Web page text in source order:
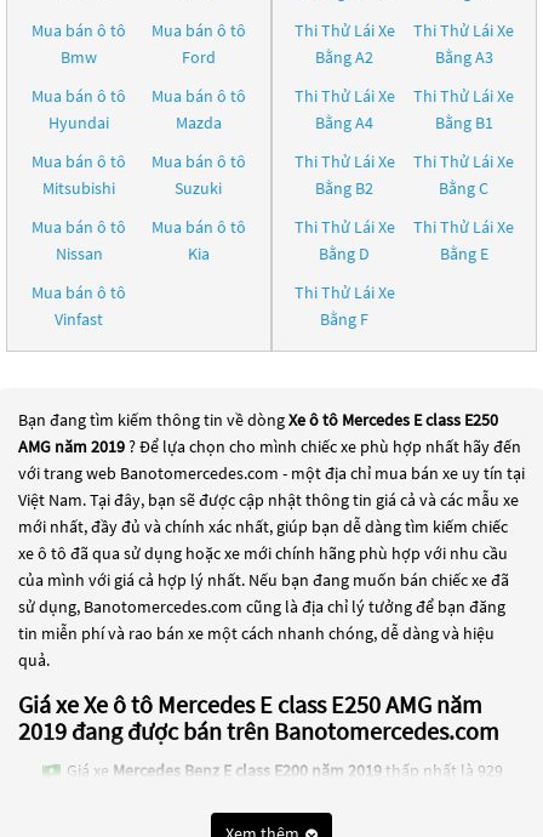
Mua bán ô tô
Bmw
Mua bán ô tô
Ford
Mua bán ô tô
Hyundai
Mua bán ô tô
Mazda
Mua bán ô tô
Mitsubishi
Mua bán ô tô
Suzuki
Mua bán ô tô
Nissan
Mua bán ô tô
Kia
Mua bán ô tô
Vinfast
Thi Thử Lái Xe
Bằng A2
Thi Thử Lái Xe
Bằng A3
Thi Thử Lái Xe
Bằng A4
Thi Thử Lái Xe
Bằng B1
Thi Thử Lái Xe
Bằng B2
Thi Thử Lái Xe
Bằng C
Thi Thử Lái Xe
Bằng D
Thi Thử Lái Xe
Bằng E
Thi Thử Lái Xe
Bằng F
Bạn đang tìm kiếm thông tin về dòngXe ô tô Mercedes E class E250
AMG năm 2019? Để lựa chọn cho mình chiếc xe phù hợp nhất hãy đến
với trang web Banotomercedes.com - một địa chỉ mua bán xe uy tín tại
Việt Nam. Tại đây, bạn sẽ được cập nhật thông tin giá cả và các mẫu xe
mới nhất, đầy đủ và chính xác nhất, giúp bạn dễ dàng tìm kiếm chiếc
xe ô tô đã qua sử dụng hoặc xe mới chính hãng phù hợp với nhu cầu
của mình với giá cả hợp lý nhất. Nếu bạn đang muốn bán chiếc xe đã
sử dụng, Banotomercedes.com cũng là địa chỉ lý tưởng để bạn đăng
tin miễn phí và rao bán xe một cách nhanh chóng, dễ dàng và hiệu
quả.
Giá xe Xe ô tô Mercedes E class E250 AMG năm
2019 đang được bán trên Banotomercedes.com
Giá xe Mercedes Benz E class E200 năm 2019thấp nhất là 929